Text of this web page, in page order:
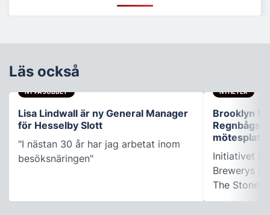
Läs också
NY PÅ JOBBET
Lisa Lindwall är ny General Manager
för Hesselby Slott
"I nästan 30 år har jag arbetat inom
besöksnäringen"
NYHETER
Brooklyn
Initiativet
Brewerys
The